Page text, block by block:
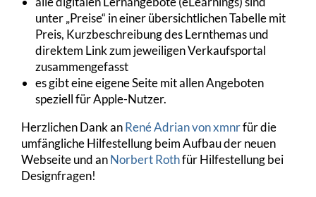
unter „Preise“ in einer übersichtlichen Tabelle mit
Preis, Kurzbeschreibung des Lernthemas und
direktem Link zum jeweiligen Verkaufsportal
zusammengefasst
es gibt eine eigene Seite mit allen Angeboten
speziell für Apple-Nutzer.
Herzlichen Dank anRené Adrian von xmnrfür die
umfängliche Hilfestellung beim Aufbau der neuen
Webseite und anNorbert Rothfür Hilfestellung bei
Designfragen!